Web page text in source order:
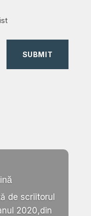
SUBMIT
de scriitorul
2020,din